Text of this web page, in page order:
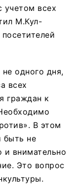
учетом всех
М.Кул-
одного дня,
всех
граждан к
В этом
быть не
внимательно
Это вопрос